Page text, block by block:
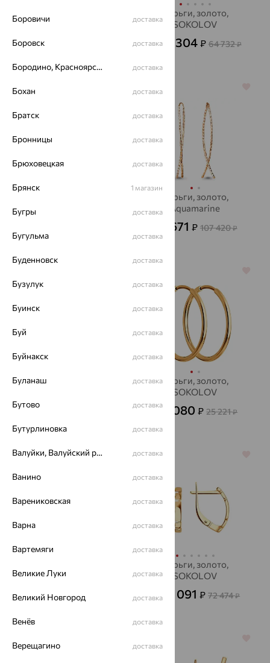
SOKOLOV
от 30 484
Серьги, золото,
SOKOLOV
от 23 304 ₽ 64 732₽
Серьги, золото,
Aquamarine
38 671 ₽ 107 420₽
Серьги, золото,
10 959
Серьги, золото,
SOKOLOV
9 080₽ 25 221₽
64%
SOKOLOV
от 29 829₽ 82 859
64%
Серьги, золото,
SOKOLOV
от 26 091₽ 72 474₽
Боровичи доставка
Боровск доставка
Бородино, Красноярский край доставка
Бохан доставка
Братск доставка
Бронницы доставка
Брюховецкая доставка
Брянск 1 магазин
Бугры доставка
Бугульма доставка
Буденновск доставка
Бузулук доставка
Буинск доставка
Буй доставка
Буйнакск доставка
Буланаш доставка
Бутово доставка
Бутурлиновка доставка
Валуйки, Валуйский район доставка
Ванино доставка
Варениковская доставка
Варна доставка
Вартемяги доставка
Великие Луки доставка
Великий Новгород доставка
Венёв доставка
Верещагино доставка